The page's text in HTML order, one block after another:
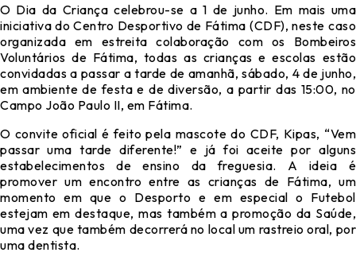
O Dia da Criança celebrou-se a 1 de junho. Em mais uma
iniciativa do Centro Desportivo de Fátima (CDF), neste caso
organizada em estreita colaboração com os Bombeiros
Voluntários de Fátima, todas as crianças e escolas estão
convidadas a passar a tarde de amanhã, sábado, 4 de junho,
em ambiente de festa e de diversão, a partir das 15:00, no
Campo João Paulo II, em Fátima.
O convite oficial é feito pela mascote do CDF, Kipas, “Vem
passar uma tarde diferente!” e já foi aceite por alguns
estabelecimentos de ensino da freguesia. A ideia é
promover um encontro entre as crianças de Fátima, um
momento em que o Desporto e em especial o Futebol
estejam em destaque, mas também a promoção da Saúde,
uma vez que também decorrerá no local um rastreio oral, por
uma dentista.